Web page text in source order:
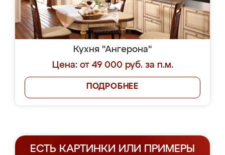
Кухня "Ангерона"
Цена: от 49 000 руб. за п.м.
ПОДРОБНЕЕ
ЕСТЬ КАРТИНКИ ИЛИ ПРИМЕРЫ